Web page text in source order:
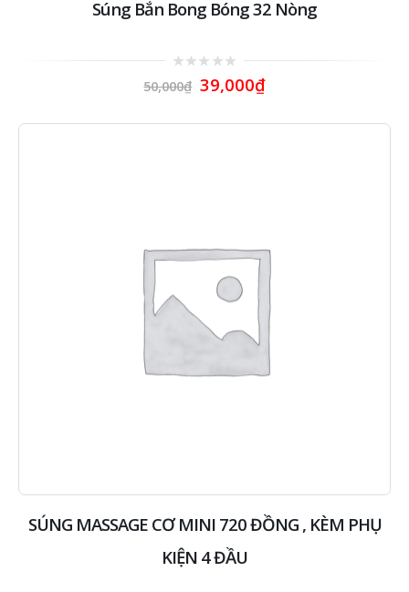
Súng Bắn Bong Bóng 32 Nòng
out
50,000₫ 39,000₫
SÚNG MASSAGE CƠ MINI 720 ĐỒNG , KÈM PHỤ
KIỆN 4 ĐẦU